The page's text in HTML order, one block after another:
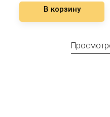
В корзину